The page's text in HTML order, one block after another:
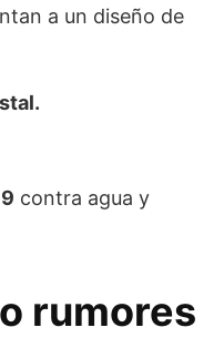
a un diseño de
contra agua y
rumores